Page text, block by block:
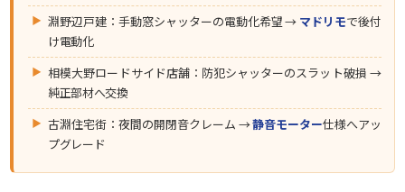
淵野辺戸建：手動窓シャッターの電動化希望 → マドリモで後付
け電動化
相模大野ロードサイド店舗：防犯シャッターのスラット破損 →
純正部材へ交換
古淵住宅街：夜間の開閉音クレーム →静音モーター仕様へアッ
プグレード